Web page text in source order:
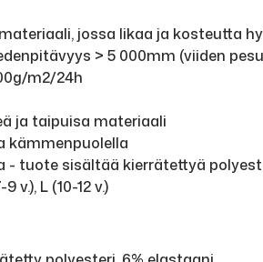
jossa likaa ja kosteutta
> 5 000mm (viiden
m2/24h
ja taipuisa materiaali
kämmenpuolella
- tuote sisältää kierrätettyä
v.), L (10-12 v.)